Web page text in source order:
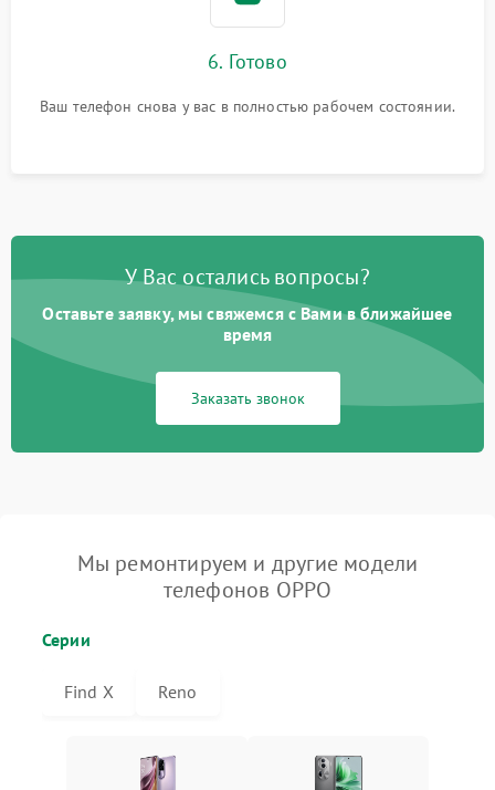
6. Готово
Ваш телефон снова у вас в полностью рабочем состоянии.
У Вас остались вопросы?
Оставьте заявку, мы свяжемся с Вами в ближайшее
время
Заказать звонок
Мы ремонтируем и другие модели
телефонов OPPO
Серии
Find X Reno